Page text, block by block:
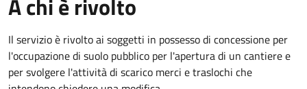
Il servizio è rivolto ai soggetti in possesso di concessione per
l'occupazione di suolo pubblico per l'apertura di un cantiere e
per svolgere l'attività di scarico merci e traslochi che